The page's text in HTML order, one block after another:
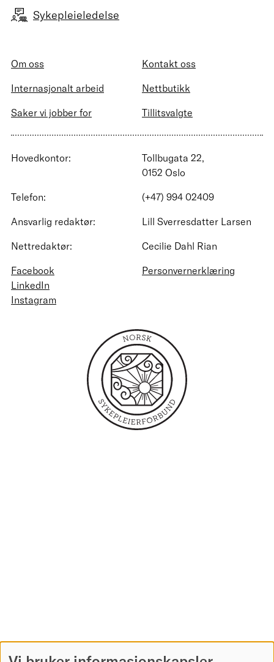
Sykepleieledelse
Om oss
Kontakt oss
Internasjonalt arbeid
Nettbutikk
Saker vi jobber for
Tillitsvalgte
Hovedkontor:
Tollbugata 22,
0152 Oslo
Telefon:
(+47) 994 02409
Ansvarlig redaktør:
Lill Sverresdatter Larsen
Nettredaktør:
Cecilie Dahl Rian
Facebook
LinkedIn
Instagram
Personvernerklæring